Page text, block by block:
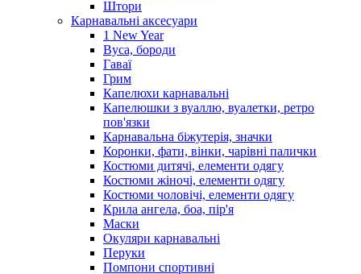
Штори
Карнавальні аксесуари
1 New Year
Вуса, бороди
Гаваї
Грим
Капелюхи карнавальні
Капелюшки з вуаллю, вуалетки, ретро
пов'язки
Карнавальна біжутерія, значки
Коронки, фати, вінки, чарівні палички
Костюми дитячі, елементи одягу
Костюми жіночі, елементи одягу
Костюми чоловічі, елементи одягу
Крила ангела, боа, пір'я
Маски
Окуляри карнавальні
Перуки
Помпони спортивні